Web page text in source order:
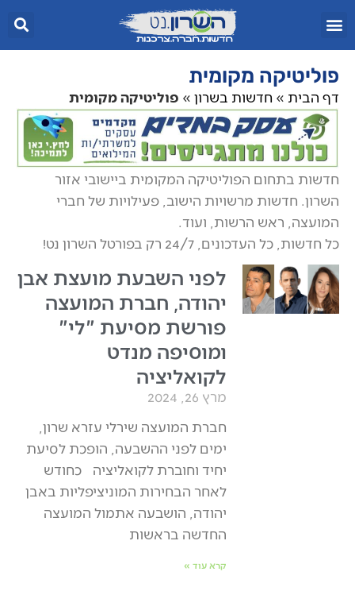
פוליטיקה מקומית
דף הבית » חדשות בשרון » פוליטיקה מקומית
חדשות בתחום הפוליטיקה המקומית ביישובי אזור
השרון. חדשות מרשויות הישוב, פעילויות של חברי
המועצה, ראש הרשות, ועוד.
כל חדשות, כל העדכונים, 24/7 רק בפורטל השרון נט!
לפני השבעת מועצת אבן
יהודה, חברת המועצה
פורשת מסיעת "לי"
ומוסיפה מנדט
לקואליציה
מרץ 26, 2024
חברת המועצה שירלי עזרא שרון,
ימים לפני ההשבעה, הופכת לסיעת
יחיד וחוברת לקואליציה כחודש
לאחר הבחירות המוניציפליות באבן
יהודה, הושבעה אתמול המועצה
החדשה בראשות
קרא עוד »